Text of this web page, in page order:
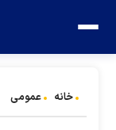
خانه عمومی